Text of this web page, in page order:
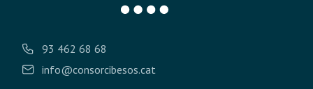
93 462 68 68
info@consorcibesos.cat